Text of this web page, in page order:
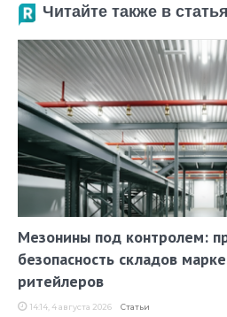
Читайте также в
Мезонины под контролем:
безопасность складов
ритейлеров
14:14, 4 августа 2026 Статьи